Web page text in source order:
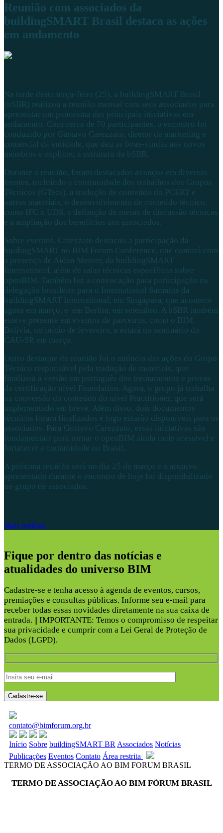
Reunião com associados da
buildingSMART Brasil destaca as ações
em andamento
Na tarde desta terça-feira (25), a buildingSMART Brasil
(bSBR) realizou a reunião mensal com seus associados para
apresentar um panorama das principais iniciativas em
andamento. Com cerca de 70 participantes, o encontro foi
conduzido por Gustavo Carezzato, diretor de marketing e
comercial da entidade, que deu as boas-vindas aos novos
membros e explicou a estrutura da bSBR.
Durante a reunião, foram destacados avanços em diversas
frentes, incluindo a continuidade dos trabalhos dos Grupos
Técnicos (GTecs), a tradução de conteúdo do PCERT e
outros materiais, o desenvolvimento de conteúdo técnico,
como IFC x UDS, a definição de mesas de discussão técnicas
e a ampliação dos benefícios aos associados.
Sobre eventos, Carezzato destacou a participação da
buidingSMART no BIM Forum Conference, que contará com
a presença de Aidan Mercer, da buildingSMART
International, além de salas técnicas específicas sobre
openBIM. Também fez a convocação para participação na
delegação brasileira para o International Summits da
buildingSMART International, em Singapura, que acontece
agora em março, e em Berlim, em setembro. A bSBR também
esteve presente em eventos de parceiros, como o BIM
Bolívia, no início de fevereiro, e estará no seminário do
CAU-SP, em março.
Outro destaque da reunião foi o anúncio das ações do Grupo
Técnico responsável pela tradução de materiais, que
finalizou a versão em português dos treinamentos e provas
da certificação nível Foundation. Agora, o grupo já trabalha
na conversão do conteúdo do nível Practitioner, que será
implementado em breve. Além disso, dois documentos
técnicos foram finalizados e logo estarão disponíveis para os
associados. Para Gustavo Carezzato, essas iniciativas são
fundamentais para tornar o openBIM ainda mais acessível e
fortalecer a comunidade no Brasil.
A próxima reunião será no dia 25 de março e o arquivo
apresentado durante o encontro de hoje foi disponibilizado
no grupo de associados.
Mais notícias
Fique por dentro das notícias e
atualidades do universo BIM
Cadastre-se e tenha acesso à agenda de eventos, cursos,
premiações e consultas públicas. Informe seu e-mail para
receber todas essas novidades diretamente na sua caixa de
entrada. || IMPORTANTE: Temos o compromisso de respeitar
sua privacidade e cumprir com a Lei Geral de Proteção de
Dados (LGPD).
contato@bimforum.org.br
Início Sobre buildingSMART BR Associados Notícias
Publicações Eventos Contato Área restrita
TERMO DE ASSOCIAÇÃO AO BIM FORUM BRASIL
TERMO DE ASSOCIAÇÃO AO BIM FÓRUM BRASIL